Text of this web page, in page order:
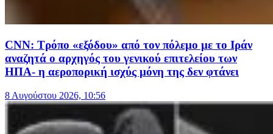
CNN: Τρόπο «εξόδου» από τον πόλεμο με το Ιράν
αναζητά ο αρχηγός του γενικού επιτελείου των
ΗΠΑ- η αεροπορική ισχύς μόνη της δεν φτάνει
8 Αυγούστου 2026, 10:56